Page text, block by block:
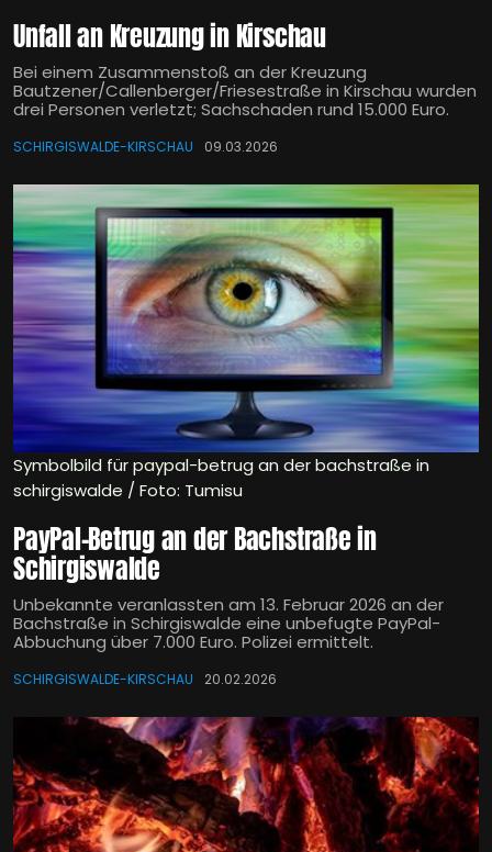
Unfall an Kreuzung in Kirschau
Bei einem Zusammenstoß an der Kreuzung
Bautzener/Callenberger/Friesestraße in Kirschau wurden
drei Personen verletzt; Sachschaden rund 15.000 Euro.
SCHIRGISWALDE-KIRSCHAU 09.03.2026
Symbolbild für paypal-betrug an der bachstraße in
schirgiswalde / Foto: Tumisu
PayPal-Betrug an der Bachstraße in
Schirgiswalde
Unbekannte veranlassten am 13. Februar 2026 an der
Bachstraße in Schirgiswalde eine unbefugte PayPal-
Abbuchung über 7.000 Euro. Polizei ermittelt.
SCHIRGISWALDE-KIRSCHAU 20.02.2026